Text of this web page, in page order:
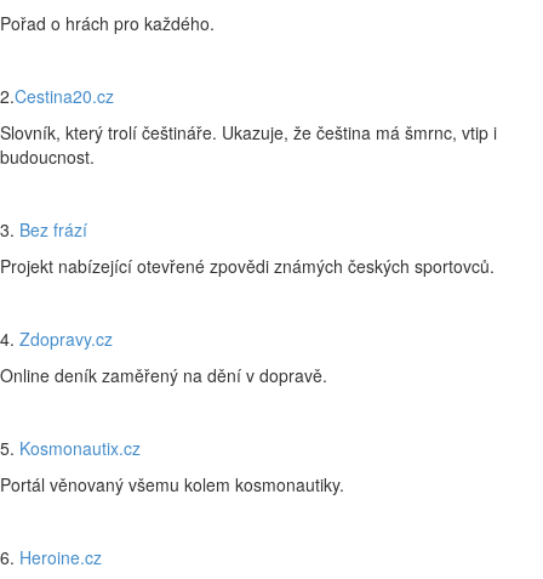
Pořad o hrách pro každého.
2.Cestina20.cz
Slovník, který trolí češtináře. Ukazuje, že čeština má šmrnc, vtip i
budoucnost.
3. Bez frází
Projekt nabízející otevřené zpovědi známých českých sportovců.
4. Zdopravy.cz
Online deník zaměřený na dění v dopravě.
5. Kosmonautix.cz
Portál věnovaný všemu kolem kosmonautiky.
6. Heroine.cz